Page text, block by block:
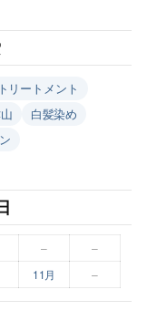
トリートメント
白髪染め
–
–
11月 –